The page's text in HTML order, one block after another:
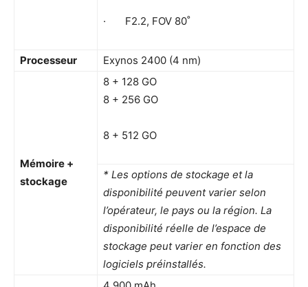
· F2.2, FOV 80˚
Processeur Exynos 2400 (4 nm)
Mémoire +
stockage
8 + 128 GO
8 + 256 GO
8 + 512 GO
* Les options de stockage et la
disponibilité peuvent varier selon
l’opérateur, le pays ou la région. La
disponibilité réelle de l’espace de
stockage peut varier en fonction des
logiciels préinstallés.